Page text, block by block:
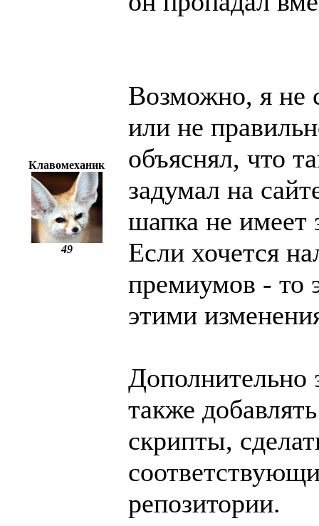
Клавомеханик
49
Возможно, я не
или не
объяснял, что
задумал на
шапка не имеет
Если хочется
премиумов - то
этими
Дополнительно
также
скрипты,
репозитории.